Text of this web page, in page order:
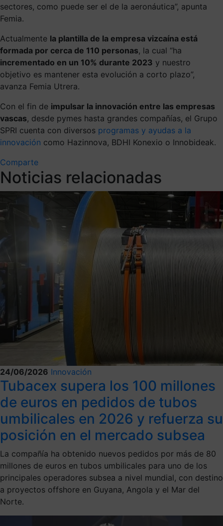
sectores, como puede ser el de la aeronáutica”, apunta
Femia.
Actualmente la plantilla de la empresa vizcaína está
formada por cerca de 110 personas, la cual “ha
incrementado en un 10% durante 2023 y nuestro
objetivo es mantener esta evolución a corto plazo”,
avanza Femia Utrera.
Con el fin de impulsar la innovación entre las empresas
vascas, desde pymes hasta grandes compañías, el Grupo
SPRI cuenta con diversos programas y ayudas a la
innovación como Hazinnova, BDHI Konexio o Innobideak.
Comparte
Noticias relacionadas
24/06/2026 Innovación
Tubacex supera los 100 millones
de euros en pedidos de tubos
umbilicales en 2026 y refuerza su
posición en el mercado subsea
La compañía ha obtenido nuevos pedidos por más de 80
millones de euros en tubos umbilicales para uno de los
principales operadores subsea a nivel mundial, con destino
a proyectos offshore en Guyana, Angola y el Mar del
Norte.